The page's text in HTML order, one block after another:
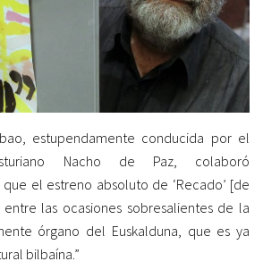
estupendamente conducida por el
Nacho de Paz, colaboró
el estreno absoluto de ‘Recado’ [de
las ocasiones sobresalientes de la
órgano del Euskalduna, que es ya
bilbaína.”